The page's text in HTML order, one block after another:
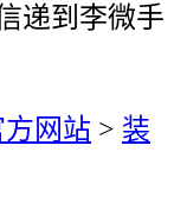
递到李微手
网站 > 装